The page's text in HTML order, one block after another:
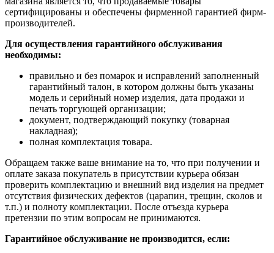
сертифицированы и обеспечены фирменной гарантией фирм-
производителей.
Для осуществления гарантийного обслуживания
необходимы:
правильно и без помарок и исправлений заполненный
гарантийный талон, в котором должны быть указаны
модель и серийный номер изделия, дата продажи и
печать торгующей организации;
документ, подтверждающий покупку (товарная
накладная);
полная комплектация товара.
Обращаем также ваше внимание на то, что при получении и
оплате заказа покупатель в присутствии курьера обязан
проверить комплектацию и внешний вид изделия на предмет
отсутствия физических дефектов (царапин, трещин, сколов и
т.п.) и полноту комплектации. После отъезда курьера
претензии по этим вопросам не принимаются.
Гарантийное обслуживание не производится, если: